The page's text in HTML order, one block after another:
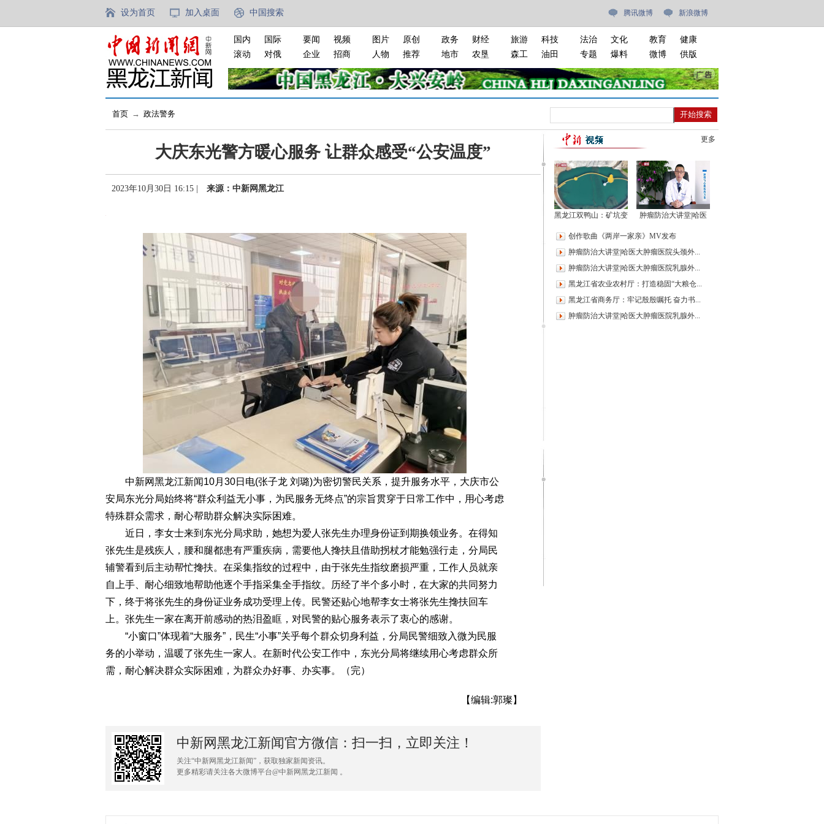
设为首页 加入桌面 中国搜索 腾讯微博 新浪微博
国内
国际
滚动
对俄
要闻
视频
企业
招商
图片
原创
人物
推荐
政务
财经
地市
农垦
旅游
科技
森工
油田
法治
文化
专题
爆料
教育
健康
微博
供版
首页 → 政法警务
大庆东光警方暖心服务 让群众感受“公安温度”
2023年10月30日 16:15 | 来源：中新网黑龙江
中新网黑龙江新闻10月30日电(张子龙 刘璐)为密切警民关系，提升服务水平，大庆市公
安局东光分局始终将“群众利益无小事，为民服务无终点”的宗旨贯穿于日常工作中，用心考虑
特殊群众需求，耐心帮助群众解决实际困难。
近日，李女士来到东光分局求助，她想为爱人张先生办理身份证到期换领业务。在得知
张先生是残疾人，腰和腿都患有严重疾病，需要他人搀扶且借助拐杖才能勉强行走，分局民
辅警看到后主动帮忙搀扶。在采集指纹的过程中，由于张先生指纹磨损严重，工作人员就亲
自上手、耐心细致地帮助他逐个手指采集全手指纹。历经了半个多小时，在大家的共同努力
下，终于将张先生的身份证业务成功受理上传。民警还贴心地帮李女士将张先生搀扶回车
上。张先生一家在离开前感动的热泪盈眶，对民警的贴心服务表示了衷心的感谢。
“小窗口”体现着“大服务”，民生“小事”关乎每个群众切身利益，分局民警细致入微为民服
务的小举动，温暖了张先生一家人。在新时代公安工作中，东光分局将继续用心考虑群众所
需，耐心解决群众实际困难，为群众办好事、办实事。（完）
【编辑:郭璨】
中新网黑龙江新闻官方微信：扫一扫，立即关注！
关注“中新网黑龙江新闻”，获取独家新闻资讯。
更多精彩请关注各大微博平台@中新网黑龙江新闻 。
更多
黑龙江双鸭山：矿坑变
肿瘤防治大讲堂|哈医
病房副主任邵群：肿瘤
与心脏病的关系
创作歌曲《两岸一家亲》MV发布
肿瘤防治大讲堂|哈医大肿瘤医院头颈外...
肿瘤防治大讲堂|哈医大肿瘤医院乳腺外...
黑龙江省农业农村厅：打造稳固“大粮仓...
黑龙江省商务厅：牢记殷殷嘱托 奋力书...
肿瘤防治大讲堂|哈医大肿瘤医院乳腺外...